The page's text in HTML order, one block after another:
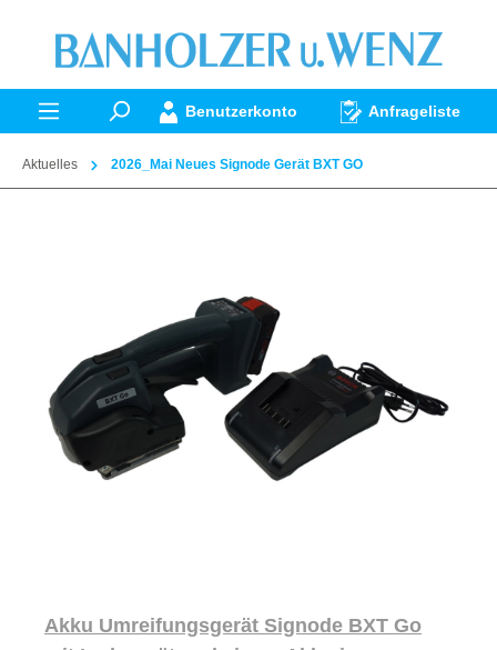
springen
Benutzerkonto Anfrageliste
Aktuelles 2026_Mai Neues Signode Gerät BXT GO
Akku Umreifungsgerät Signode BXT Go